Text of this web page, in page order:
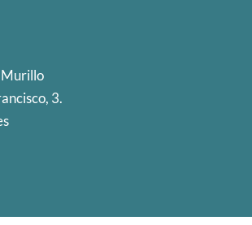
Murillo
3.